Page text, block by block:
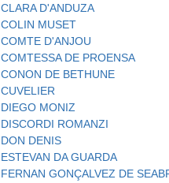
CLARA D'ANDUZA
COLIN MUSET
COMTE D'ANJOU
COMTESSA DE PROENSA
CONON DE BETHUNE
CUVELIER
DIEGO MONIZ
DISCORDI ROMANZI
DON DENIS
ESTEVAN DA GUARDA
FERNAN GONÇALVEZ DE